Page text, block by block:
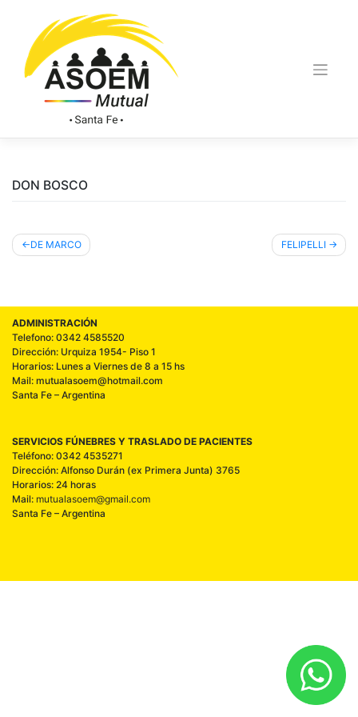
DON BOSCO
DE MARCO FELIPELLI
ADMINISTRACIÓN
Telefono: 0342 4585520
Dirección: Urquiza 1954- Piso 1
Horarios: Lunes a Viernes de 8 a 15 hs
Mail: mutualasoem@hotmail.com
Santa Fe – Argentina
SERVICIOS FÚNEBRES Y TRASLADO DE PACIENTES
Teléfono: 0342 4535271
Dirección: Alfonso Durán (ex Primera Junta) 3765
Horarios: 24 horas
Mail: mutualasoem@gmail.com
Santa Fe – Argentina